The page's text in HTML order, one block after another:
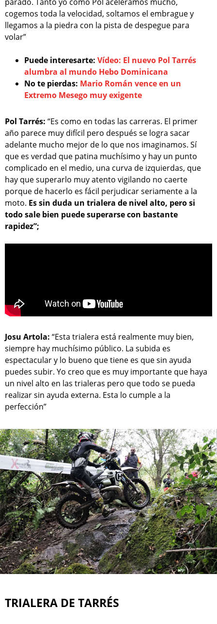
cogemos toda la velocidad, soltamos el embrague y
llegamos a la piedra con la pista de despegue para
volar”
Puede interesarte: Vídeo: El nuevo Pol Tarrés
alumbra al mundo Hebo Dominicana
No te pierdas: Mario Román vence en un
Extremo Mesego muy exigente
Pol Tarrés: “Es como en todas las carreras. El primer
año parece muy difícil pero después se logra sacar
adelante mucho mejor de lo que nos imaginamos. Sí
que es verdad que patina muchísimo y hay un punto
complicado en el medio, una curva de izquierdas, que
hay que superarlo muy atento vigilando no caerte
porque de hacerlo es fácil perjudicar seriamente a la
moto. Es sin duda un trialera de nivel alto, pero si
todo sale bien puede superarse con bastante
rapidez”;
Josu Artola: “Esta trialera está realmente muy bien,
siempre hay muchísimo público. La subida es
espectacular y lo bueno que tiene es que sin ayuda
puedes subir. Yo creo que es muy importante que haya
un nivel alto en las trialeras pero que todo se pueda
realizar sin ayuda externa. Esta lo cumple a la
perfección”
TRIALERA DE TARRÉS